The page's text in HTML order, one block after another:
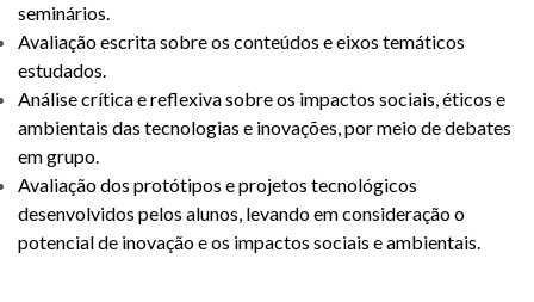
seminários.
Avaliação escrita sobre os conteúdos e eixos temáticos
estudados.
Análise crítica e reflexiva sobre os impactos sociais, éticos e
ambientais das tecnologias e inovações, por meio de debates
em grupo.
Avaliação dos protótipos e projetos tecnológicos
desenvolvidos pelos alunos, levando em consideração o
potencial de inovação e os impactos sociais e ambientais.